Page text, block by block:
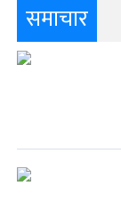
समाचार